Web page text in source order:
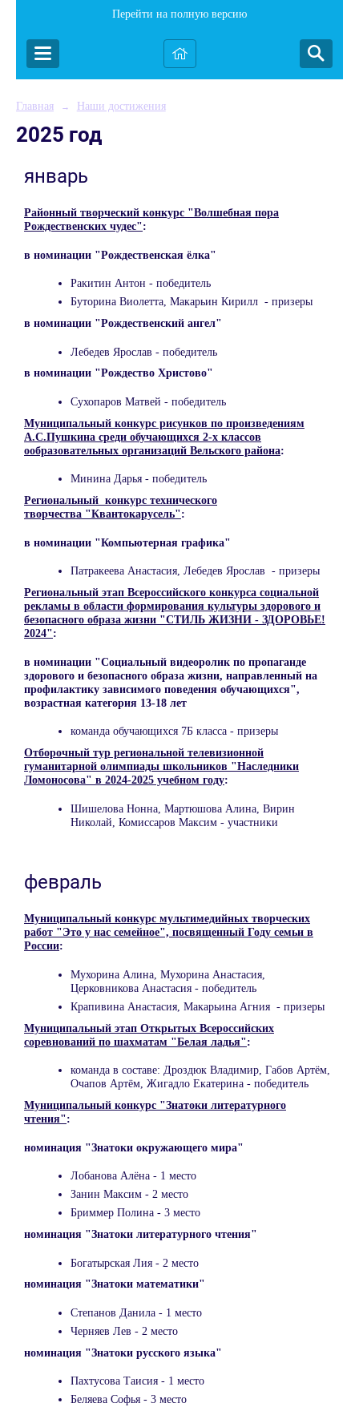
Перейти на полную версию
Главная → Наши достижения
2025 год
январь
Районный творческий конкурс "Волшебная пора
Рождественских чудес":
в номинации "Рождественская ёлка"
Ракитин Антон - победитель
Буторина Виолетта, Макарьин Кирилл - призеры
в номинации "Рождественский ангел"
Лебедев Ярослав - победитель
в номинации "Рождество Христово"
Сухопаров Матвей - победитель
Муниципальный конкурс рисунков по произведениям
А.С.Пушкина среди обучающихся 2-х классов
ообразовательных организаций Вельского района:
Минина Дарья - победитель
Региональный конкурс технического
творчества "Квантокарусель":
в номинации "Компьютерная графика"
Патракеева Анастасия, Лебедев Ярослав - призеры
Региональный этап Всероссийского конкурса социальной
рекламы в области формирования культуры здорового и
безопасного образа жизни "СТИЛЬ ЖИЗНИ - ЗДОРОВЬЕ!
2024":
в номинации "Социальный видеоролик по пропаганде
здорового и безопасного образа жизни, направленный на
профилактику зависимого поведения обучающихся",
возрастная категория 13-18 лет
команда обучающихся 7Б класса - призеры
Отборочный тур региональной телевизионной
гуманитарной олимпиады школьников "Наследники
Ломоносова" в 2024-2025 учебном году:
Шишелова Нонна, Мартюшова Алина, Вирин
Николай, Комиссаров Максим - участники
февраль
Муниципальный конкурс мультимедийных творческих
работ "Это у нас семейное", посвященный Году семьи в
России:
Мухорина Алина, Мухорина Анастасия,
Церковникова Анастасия - победитель
Крапивина Анастасия, Макарьина Агния - призеры
Муниципальный этап Открытых Всероссийских
соревнований по шахматам "Белая ладья":
команда в составе: Дроздюк Владимир, Габов Артём,
Очапов Артём, Жигадло Екатерина - победитель
Муниципальный конкурс "Знатоки литературного
чтения":
номинация "Знатоки окружающего мира"
Лобанова Алёна - 1 место
Занин Максим - 2 место
Бриммер Полина - 3 место
номинация "Знатоки литературного чтения"
Богатырская Лия - 2 место
номинация "Знатоки математики"
Степанов Данила - 1 место
Черняев Лев - 2 место
номинация "Знатоки русского языка"
Пахтусова Таисия - 1 место
Беляева Софья - 3 место